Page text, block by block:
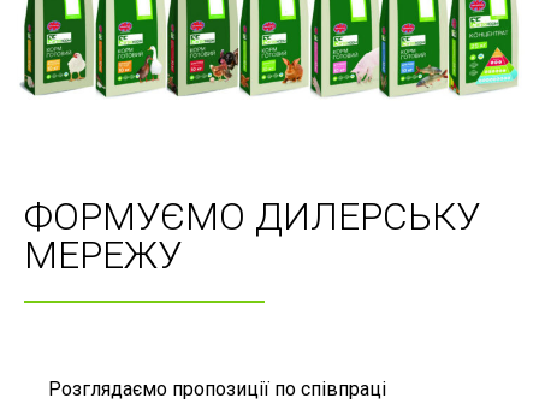
ФОРМУЄМО ДИЛЕРСЬКУ
МЕРЕЖУ
Розглядаємо пропозиції по співпраці